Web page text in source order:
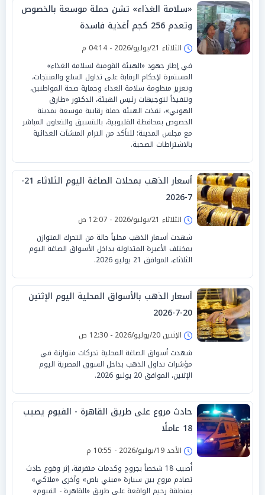
«سلامة الغذاء» تشن حملة موسعة بالخصوص
وتعدم 256 كجم أغذية فاسدة
الثلاثاء 21/يوليو/2026 - 04:14 م
في إطار جهود «الهيئة القومية لسلامة الغذاء»
المستمرة لإحكام الرقابة على تداول السلع والمنتجات،
وتعزيز منظومة سلامة الغذاء وحماية صحة المواطنين،
وتنفيذاً لتوجيهات رئيس الهيئة، الدكتور «طارق
الهوبي»، نفذت الهيئة حملة رقابية موسعة بمدينة
الخصوص بمحافظة القليوبية، بالتنسيق والتعاون المباشر
مع مجلس المدينة؛ للتأكد من التزام المنشآت الغذائية
بالاشتراطات الصحية.
أسعار الذهب بمحلات الصاغة اليوم الثلاثاء 21-
7-2026
الثلاثاء 21/يوليو/2026 - 12:07 ص
شهدت أسعار الذهب محلياً حالة من التحرك المتوازن
بمختلف الأعيرة المتداولة بداخل الأسواق الصاغة اليوم
الثلاثاء، الموافق 21 يوليو 2026.
أسعار الذهب بالأسواق المحلية اليوم الإثنين
20-7-2026
الإثنين 20/يوليو/2026 - 12:30 ص
شهدت أسواق الصاغة المحلية تحركات متوازنة في
مؤشرات تداول الذهب بداخل السوق المصرية اليوم
الإثنين، الموافق 20 يوليو 2026.
حادث مروع على طريق القاهرة - الفيوم يصيب
18 عاملًا
الأحد 19/يوليو/2026 - 10:55 م
أُصيب 18 شخصاً بجروح وكدمات متفرقة، إثر وقوع حادث
تصادم مروع بين سيارة «ميني باص» وأخرى «ملاكي»
بمنطقة رحيم الواقعة على طريق «القاهرة - الفيوم»